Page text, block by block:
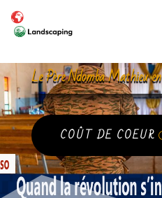
Le Père Ndomba Mathieu
COÛT DE COEUR